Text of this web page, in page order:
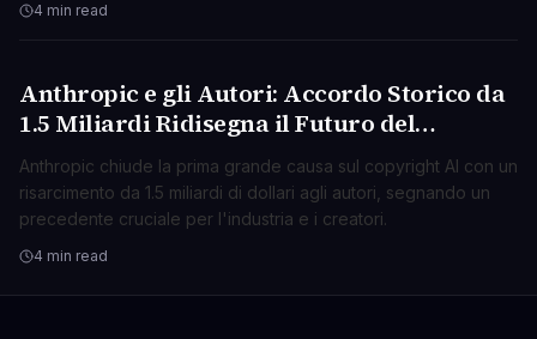
4 min read
TECNOLOGIA
Anthropic e gli Autori: Accordo Storico da
1.5 Miliardi Ridisegna il Futuro del
Copyright AI
Anthropic chiude la prima grande causa sul copyright AI con un
risarcimento da 1.5 miliardi di dollari agli autori, segnando un
precedente cruciale per l'industria e i creatori.
4 min read